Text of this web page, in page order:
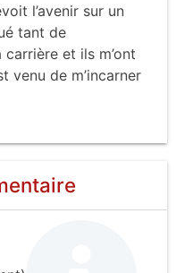
l’avenir sur un
tant de
et ils m’ont
venu de m’incarner